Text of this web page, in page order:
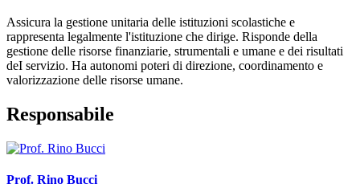
Assicura la gestione unitaria delle istituzioni scolastiche e
rappresenta legalmente l'istituzione che dirige. Risponde della
gestione delle risorse finanziarie, strumentali e umane e dei risultati
deI servizio. Ha autonomi poteri di direzione, coordinamento e
valorizzazione delle risorse umane.
Responsabile
Prof. Rino Bucci